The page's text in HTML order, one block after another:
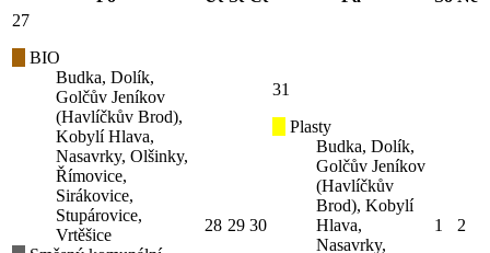
27
BIO
Budka, Dolík,
Golčův Jeníkov
(Havlíčkův Brod),
Kobylí Hlava,
Nasavrky, Olšinky,
Římovice,
Sirákovice,
Stupárovice,
Vrtěšice
28 29 30
31
Plasty
Budka, Dolík,
Golčův Jeníkov
(Havlíčkův
Brod), Kobylí
Hlava,
Nasavrky,
1 2